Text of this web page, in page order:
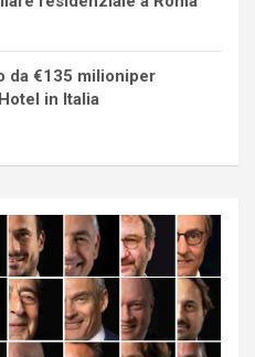
da €135 milioniper
in Italia